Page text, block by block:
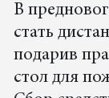
В
стать
подарив
стол для